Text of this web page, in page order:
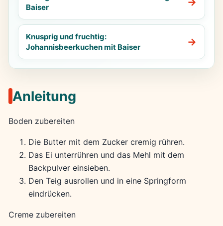
Baiser
Knusprig und fruchtig:
Johannisbeerkuchen mit Baiser
Anleitung
Boden zubereiten
Die Butter mit dem Zucker cremig rühren.
Das Ei unterrühren und das Mehl mit dem
Backpulver einsieben.
Den Teig ausrollen und in eine Springform
eindrücken.
Creme zubereiten